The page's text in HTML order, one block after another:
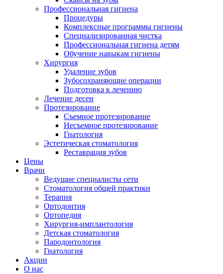
Профессиональная гигиена
Процедуры
Комплексные программы гигиены
Специализированная чистка
Профессиональная гигиена детям
Обучение навыкам гигиены
Хирургия
Удаление зубов
Зубосохраняющие операции
Подготовка к лечению
Лечение десен
Протезирование
Съемное протезирование
Несъемное протезирование
Гнатология
Эстетическая стоматология
Реставрация зубов
Цены
Врачи
Ведущие специалисты сети
Стоматология общей практики
Терапия
Ортодонтия
Ортопедия
Хирургия-имплантология
Детская стоматология
Пародонтология
Гнатология
Акции
О нас